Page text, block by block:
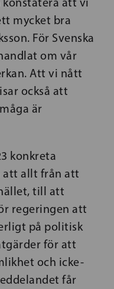
mycket bra
För Svenska
om vår
Att vi nått
också att
är
konkreta
att allt från att
till att
regeringen att
på politisk
för att
och icke-
får